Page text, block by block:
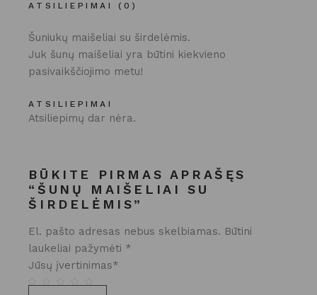
ATSILIEPIMAI (0)
Šuniukų maišeliai su širdelėmis.
Juk šunų maišeliai yra būtini kiekvieno
pasivaikščiojimo metu!
ATSILIEPIMAI
Atsiliepimų dar nėra.
BŪKITE PIRMAS APRAŠĘS
“ŠUNŲ MAIŠELIAI SU
ŠIRDELĖMIS”
El. pašto adresas nebus skelbiamas. Būtini
laukeliai pažymėti *
Jūsų įvertinimas*